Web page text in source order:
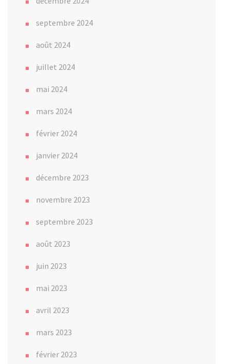
septembre 2024
août 2024
juillet 2024
mai 2024
mars 2024
février 2024
janvier 2024
décembre 2023
novembre 2023
septembre 2023
août 2023
juin 2023
mai 2023
avril 2023
mars 2023
février 2023